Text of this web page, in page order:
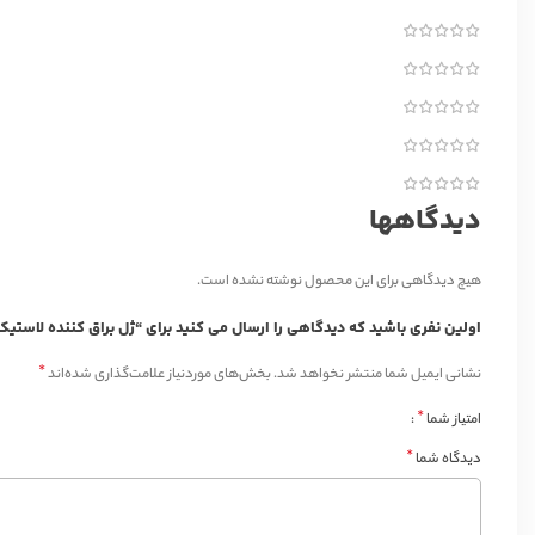
دیدگاهها
هیچ دیدگاهی برای این محصول نوشته نشده است.
اولین نفری باشید که دیدگاهی را ارسال می کنید برای “ژل براق کننده
نشانی ایمیل شما منتشر نخواهد شد.بخش‌های موردنیاز علامت‌گذاری شده‌اند*
امتیاز شما*
دیدگاه شما*